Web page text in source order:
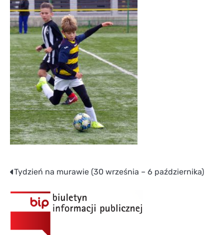
Nawigacja
wpisu
Tydzień na murawie (30 września – 6 października)